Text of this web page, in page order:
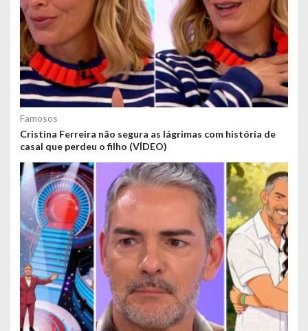
Famosos
Cristina Ferreira não segura as lágrimas com história de
casal que perdeu o filho (VÍDEO)